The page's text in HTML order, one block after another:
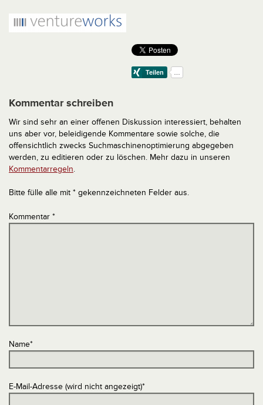
Kommentar schreiben
Wir sind sehr an einer offenen Diskussion interessiert, behalten
uns aber vor, beleidigende Kommentare sowie solche, die
offensichtlich zwecks Suchmaschinenoptimierung abgegeben
werden, zu editieren oder zu löschen. Mehr dazu in unseren
Kommentarregeln.
Bitte fülle alle mit * gekennzeichneten Felder aus.
Kommentar *
Name*
E-Mail-Adresse (wird nicht angezeigt)*